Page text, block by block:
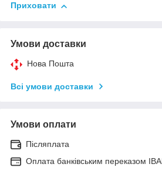
Приховати
Умови доставки
Нова Пошта
Всі умови доставки
Умови оплати
Післяплата
Оплата банківським переказом